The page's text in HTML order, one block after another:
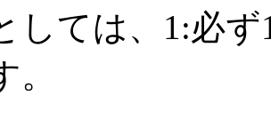
しては、1:必